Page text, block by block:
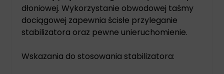
dłoniowej. Wykorzystanie obwodowej taśmy
dociągowej zapewnia ścisłe przyleganie
stabilizatora oraz pewne unieruchomienie.
Wskazania do stosowania stabilizatora: